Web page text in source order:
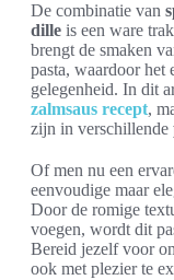
De combinatie van
dille is een ware
brengt de smaken
pasta, waardoor het
gelegenheid. In dit
zalmsaus recept,
zijn in verschillende
Of men nu een
eenvoudige maar
Door de romige
voegen, wordt dit
Bereid jezelf voor
ook met plezier te